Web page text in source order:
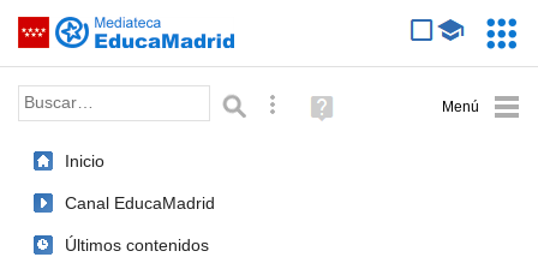
Saltar navegación
Palabra o frase: Búsqueda avanzada
Ayuda
(en
Inicio
Canal EducaMadrid
Últimos contenidos